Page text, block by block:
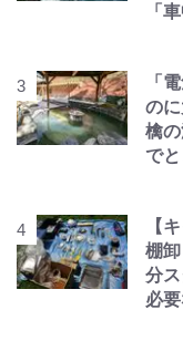
「
「
の
檎
でと
【
棚
分
必